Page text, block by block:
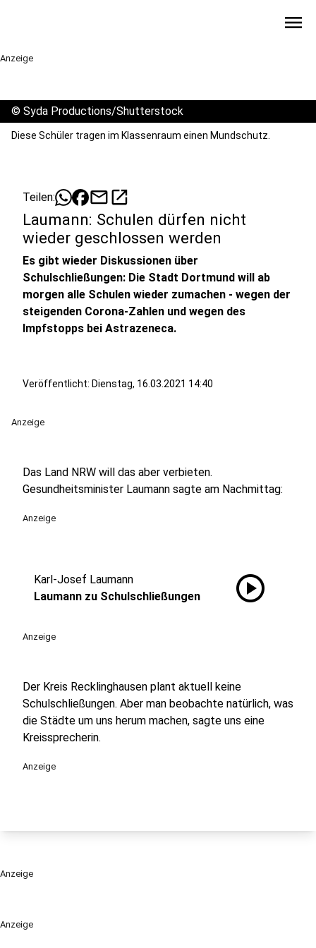
menu
Anzeige
Anzeige
© Syda Productions/Shutterstock
Diese Schüler tragen im Klassenraum einen Mundschutz.
Teilen: mailopen_in_new
Laumann: Schulen dürfen nicht
wieder geschlossen werden
Es gibt wieder Diskussionen über
Schulschließungen: Die Stadt Dortmund will ab
morgen alle Schulen wieder zumachen - wegen der
steigenden Corona-Zahlen und wegen des
Impfstopps bei Astrazeneca.
Veröffentlicht: Dienstag, 16.03.2021 14:40
Anzeige
Das Land NRW will das aber verbieten.
Gesundheitsminister Laumann sagte am Nachmittag:
Anzeige
Karl-Josef Laumann
Laumann zu Schulschließungen
play_circle
Anzeige
Der Kreis Recklinghausen plant aktuell keine
Schulschließungen. Aber man beobachte natürlich, was
die Städte um uns herum machen, sagte uns eine
Kreissprecherin.
Anzeige
Anzeige